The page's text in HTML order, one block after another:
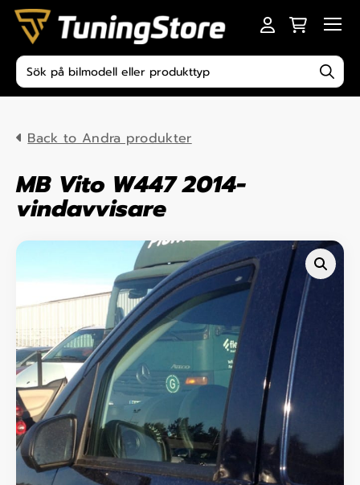
Skip to content
Produktsökning
Back to Andra produkter
MB Vito W447 2014-
vindavvisare